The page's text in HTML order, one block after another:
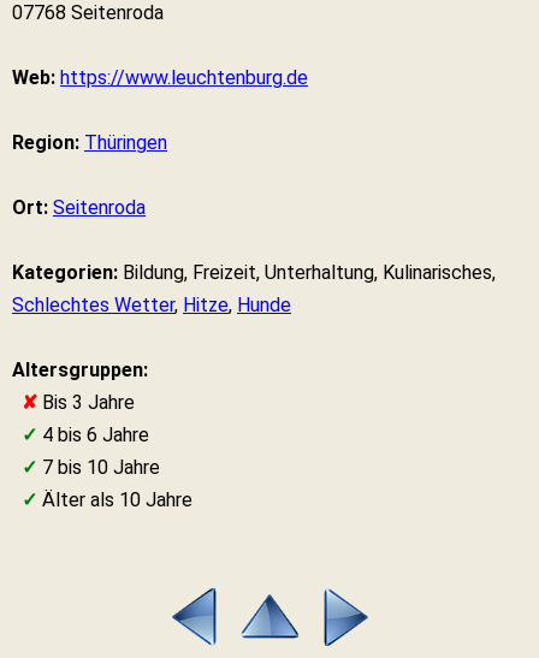
07768 Seitenroda
Web: https://www.leuchtenburg.de
Region: Thüringen
Ort: Seitenroda
Kategorien: Bildung, Freizeit, Unterhaltung, Kulinarisches,
Schlechtes Wetter, Hitze, Hunde
Altersgruppen:
✘ Bis 3 Jahre
✓ 4 bis 6 Jahre
✓ 7 bis 10 Jahre
✓ Älter als 10 Jahre